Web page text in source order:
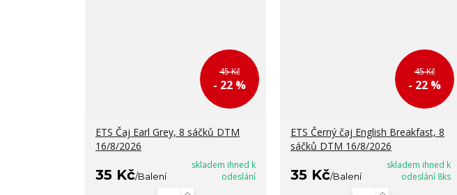
45 Kč
- 22 %
ETS Čaj Earl Grey, 8 sáčků DTM
16/8/2026
35 Kč/Balení
skladem ihned k
odeslání
45 Kč
- 22 %
ETS Černý čaj English Breakfast, 8
sáčků DTM 16/8/2026
35 Kč/Balení
skladem ihned k
odeslání 8ks